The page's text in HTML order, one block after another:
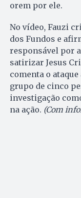
orem por ele.
No vídeo, Fauzi
dos Fundos e
responsável por
satirizar Jesus
comenta o
grupo de cinco
investigação
na ação. (Com